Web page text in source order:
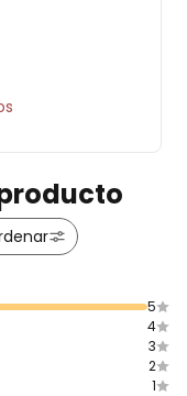
5
4
3
2
1